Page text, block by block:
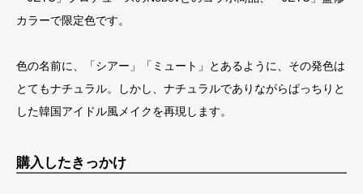
カラーで限定色です。
色の名前に、「シアー」「ミュート」とあるように、その発色は
とてもナチュラル。しかし、ナチュラルでありながらぱっちりと
した韓国アイドル風メイクを再現します。
購入したきっかけ